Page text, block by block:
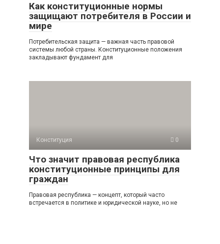
Как конституционные нормы
защищают потребителя в России и
мире
Потребительская защита — важная часть правовой
системы любой страны. Конституционные положения
закладывают фундамент для
Конституция 0
Что значит правовая республика
конституционные принципы для
граждан
Правовая республика — концепт, который часто
встречается в политике и юридической науке, но не